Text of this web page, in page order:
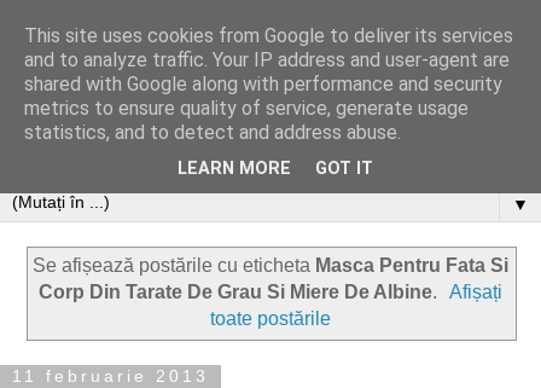
▼
Se afișează postările cu eticheta Masca Pentru Fata Si
Corp Din Tarate De Grau Si Miere De Albine.
Afișați
toate postările
11 februarie 2013
This site uses cookies from Google to deliver its services
and to analyze traffic. Your IP address and user-agent are
shared with Google along with performance and security
metrics to ensure quality of service, generate usage
statistics, and to detect and address abuse.
LEARN MORE GOT IT